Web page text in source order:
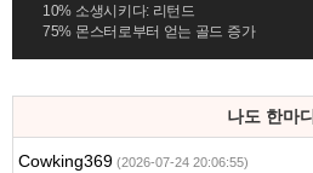
10% 소생시키다: 리턴드
75% 몬스터로부터 얻는 골드 증가
댓
영
나도 한마디
Cowking369 (2026-07-24 20:06:55)